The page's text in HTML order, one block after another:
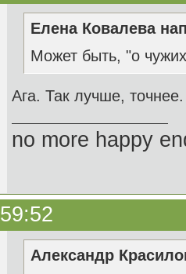
Елена Ковалева
Может быть, "о
Ага. Так лучше, точнее.
no more happy
Александр